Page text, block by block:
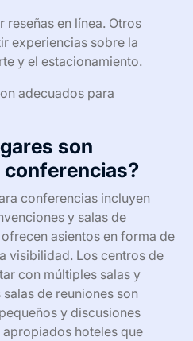
reseñas en línea. Otros
experiencias sobre la
y el estacionamiento.
son
conferencias?
conferencias incluyen
y salas de
asientos en forma de
visibilidad. Los centros de
con múltiples salas y
de reuniones son
y discusiones
hoteles que